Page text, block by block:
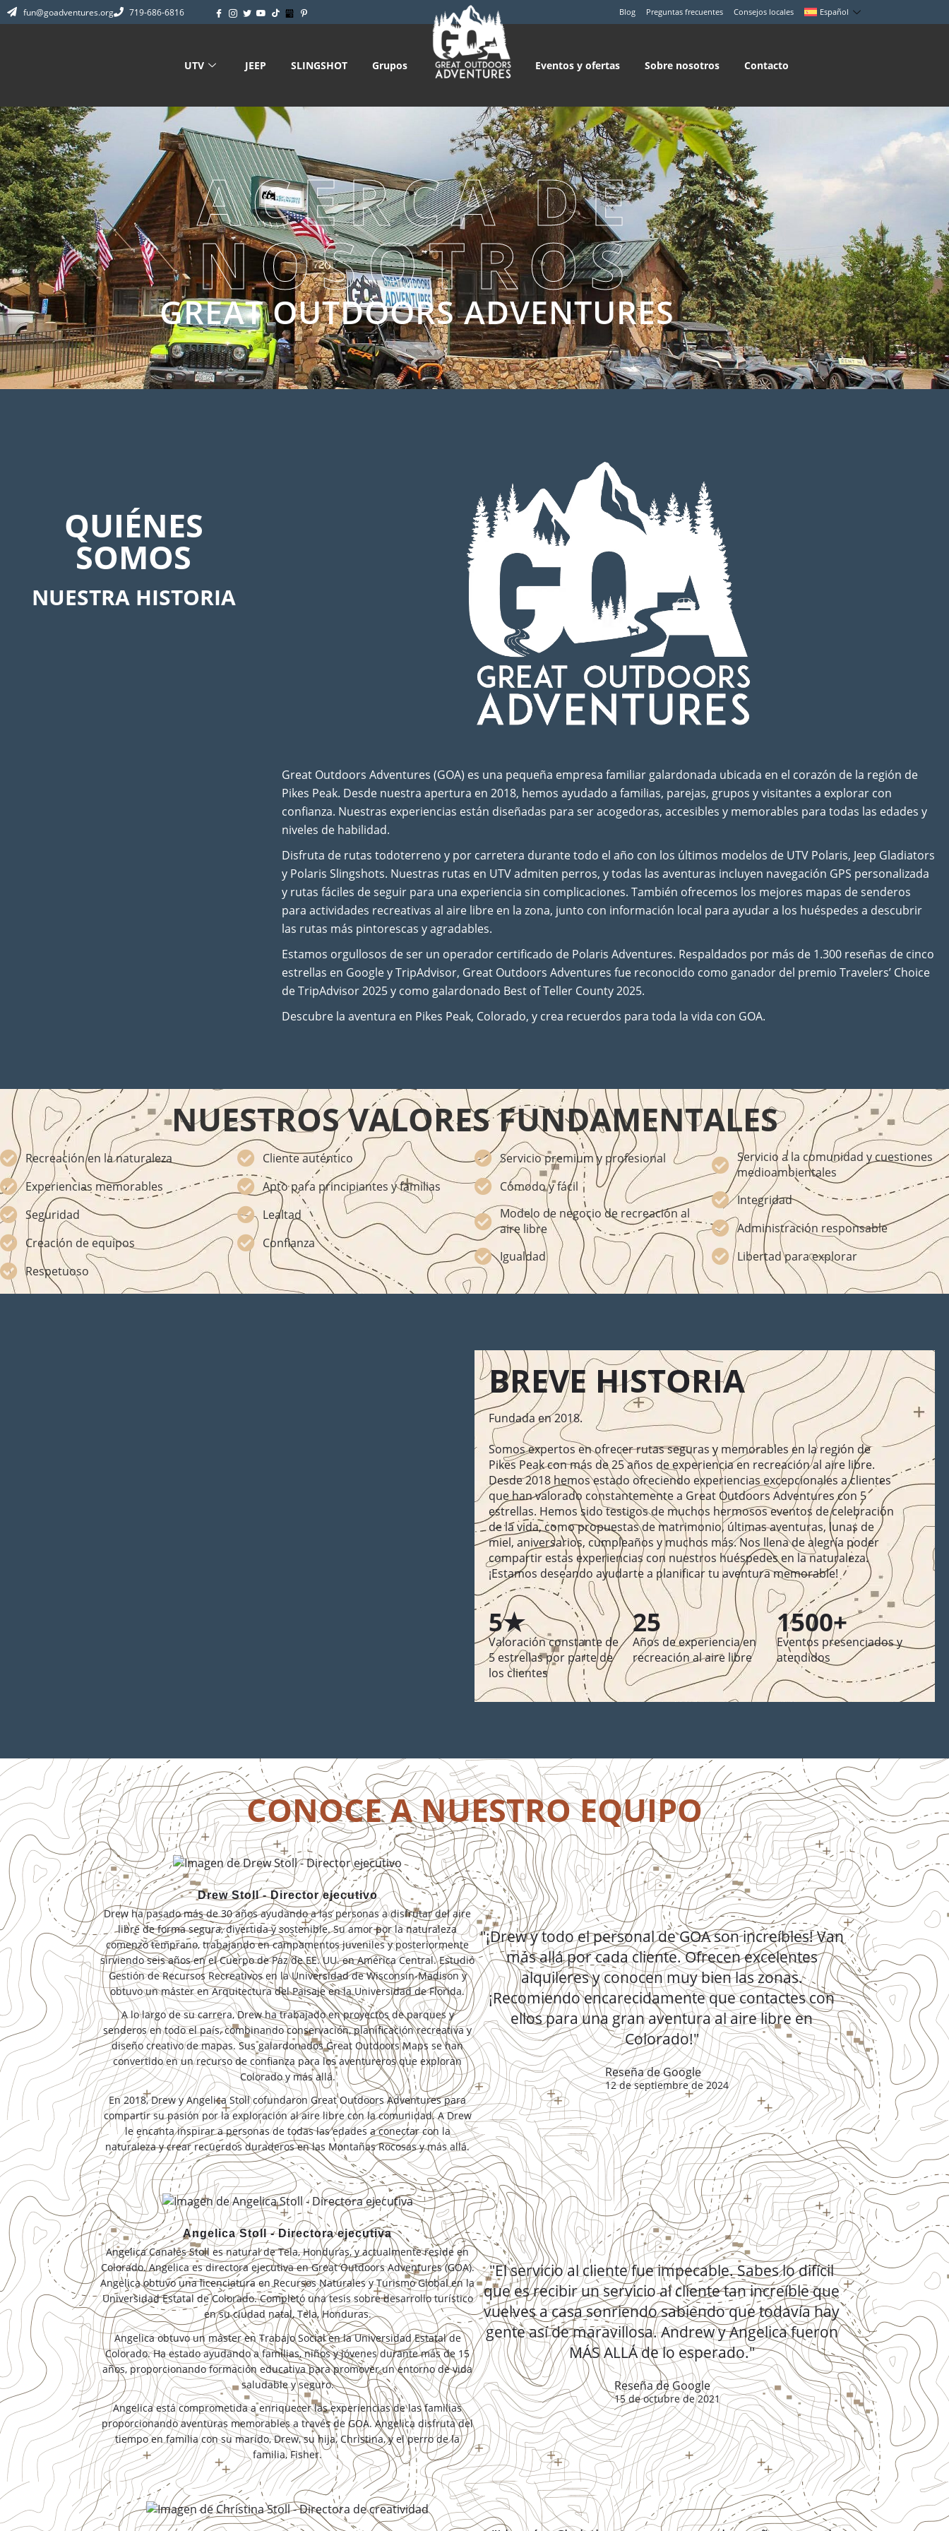
fun@goadventures.org 719-686-6816 Blog Preguntas frecuentes Consejos locales Español
UTV JEEP SLINGSHOT Grupos Eventos y ofertas Sobre nosotros Contacto
ACERCA DE
NOSOTROS
GREAT OUTDOORS ADVENTURES
QUIÉNES
SOMOS
NUESTRA HISTORIA
Great Outdoors Adventures (GOA) es una pequeña empresa familiar galardonada ubicada en el corazón de la región de
Pikes Peak. Desde nuestra apertura en 2018, hemos ayudado a familias, parejas, grupos y visitantes a explorar con
confianza. Nuestras experiencias están diseñadas para ser acogedoras, accesibles y memorables para todas las edades y
niveles de habilidad.
Disfruta de rutas todoterreno y por carretera durante todo el año con los últimos modelos de UTV Polaris, Jeep Gladiators
y Polaris Slingshots. Nuestras rutas en UTV admiten perros, y todas las aventuras incluyen navegación GPS personalizada
y rutas fáciles de seguir para una experiencia sin complicaciones. También ofrecemos los mejores mapas de senderos
para actividades recreativas al aire libre en la zona, junto con información local para ayudar a los huéspedes a descubrir
las rutas más pintorescas y agradables.
Estamos orgullosos de ser un operador certificado de Polaris Adventures. Respaldados por más de 1.300 reseñas de cinco
estrellas en Google y TripAdvisor, Great Outdoors Adventures fue reconocido como ganador del premio Travelers’ Choice
de TripAdvisor 2025 y como galardonado Best of Teller County 2025.
Descubre la aventura en Pikes Peak, Colorado, y crea recuerdos para toda la vida con GOA.
NUESTROS VALORES FUNDAMENTALES
Recreación en la naturaleza
Experiencias memorables
Seguridad
Creación de equipos
Respetuoso
Cliente auténtico
Apto para principiantes y familias
Lealtad
Confianza
Servicio premium y profesional
Cómodo y fácil
Modelo de negocio de recreación al
aire libre
Igualdad
Servicio a la comunidad y cuestiones
medioambientales
Integridad
Administración responsable
Libertad para explorar
BREVE HISTORIA
Fundada en 2018.
Somos expertos en ofrecer rutas seguras y memorables en la región de
Pikes Peak con más de 25 años de experiencia en recreación al aire libre.
Desde 2018 hemos estado ofreciendo experiencias excepcionales a clientes
que han valorado constantemente a Great Outdoors Adventures con 5
estrellas. Hemos sido testigos de muchos hermosos eventos de celebración
de la vida, como propuestas de matrimonio, últimas aventuras, lunas de
miel, aniversarios, cumpleaños y muchos más. Nos llena de alegría poder
compartir estas experiencias con nuestros huéspedes en la naturaleza.
¡Estamos deseando ayudarte a planificar tu aventura memorable!
5★
Valoración constante de
5 estrellas por parte de
los clientes
25
Años de experiencia en
recreación al aire libre
1500+
Eventos presenciados y
atendidos
CONOCE A NUESTRO EQUIPO
Drew Stoll - Director ejecutivo
Drew ha pasado más de 30 años ayudando a las personas a disfrutar del aire
libre de forma segura, divertida y sostenible. Su amor por la naturaleza
comenzó temprano, trabajando en campamentos juveniles y posteriormente
sirviendo seis años en el Cuerpo de Paz de EE. UU. en América Central. Estudió
Gestión de Recursos Recreativos en la Universidad de Wisconsin-Madison y
obtuvo un máster en Arquitectura del Paisaje en la Universidad de Florida.
A lo largo de su carrera, Drew ha trabajado en proyectos de parques y
senderos en todo el país, combinando conservación, planificación recreativa y
diseño creativo de mapas. Sus galardonados Great Outdoors Maps se han
convertido en un recurso de confianza para los aventureros que exploran
Colorado y más allá.
En 2018, Drew y Angelica Stoll cofundaron Great Outdoors Adventures para
compartir su pasión por la exploración al aire libre con la comunidad. A Drew
le encanta inspirar a personas de todas las edades a conectar con la
naturaleza y crear recuerdos duraderos en las Montañas Rocosas y más allá.
"¡Drew y todo el personal de GOA son increíbles! Van
más allá por cada cliente. Ofrecen excelentes
alquileres y conocen muy bien las zonas.
¡Recomiendo encarecidamente que contactes con
ellos para una gran aventura al aire libre en
Colorado!"
Reseña de Google
12 de septiembre de 2024
Angelica Stoll - Directora ejecutiva
Angelica Canales Stoll es natural de Tela, Honduras, y actualmente reside en
Colorado. Angelica es directora ejecutiva en Great Outdoors Adventures (GOA).
Angelica obtuvo una licenciatura en Recursos Naturales y Turismo Global en la
Universidad Estatal de Colorado. Completó una tesis sobre desarrollo turístico
en su ciudad natal, Tela, Honduras.
Angelica obtuvo un máster en Trabajo Social en la Universidad Estatal de
Colorado. Ha estado ayudando a familias, niños y jóvenes durante más de 15
años, proporcionando formación educativa para promover un entorno de vida
saludable y seguro.
Angelica está comprometida a enriquecer las experiencias de las familias
proporcionando aventuras memorables a través de GOA. Angelica disfruta del
tiempo en familia con su marido, Drew, su hija, Christina, y el perro de la
familia, Fisher.
"El servicio al cliente fue impecable. Sabes lo difícil
que es recibir un servicio al cliente tan increíble que
vuelves a casa sonriendo sabiendo que todavía hay
gente así de maravillosa. Andrew y Angelica fueron
MÁS ALLÁ de lo esperado."
Reseña de Google
15 de octubre de 2021